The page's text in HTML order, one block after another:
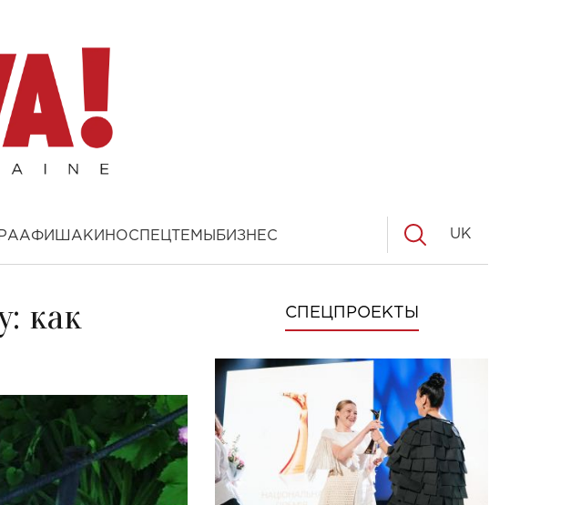
АФИША КИНОСПЕЦТЕМЫ БИЗНЕС UK
как
СПЕЦПРОЕКТЫ